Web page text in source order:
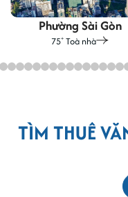
Phường Sài Gòn
75+ Toà nhà
TÌM THUÊ